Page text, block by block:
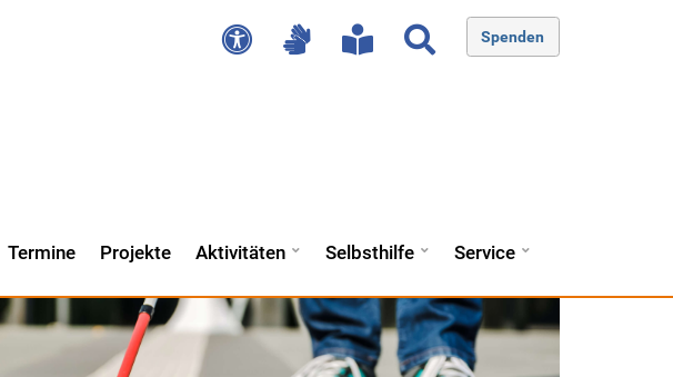
Spenden
Termine Projekte Aktivitäten Selbsthilfe Service